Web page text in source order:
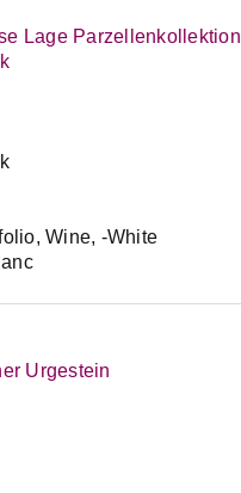
Lage Parzellenkollektion
Wine, -White
Urgestein